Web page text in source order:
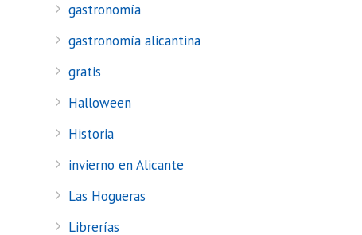
gastronomía
gastronomía alicantina
gratis
Halloween
Historia
invierno en Alicante
Las Hogueras
Librerías